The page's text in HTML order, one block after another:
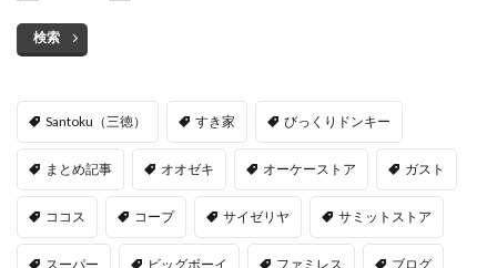
検索
Santoku（三徳） すき家 びっくりドンキー
まとめ記事 オオゼキ オーケーストア ガスト
ココス コープ サイゼリヤ サミットストア
スーパー ビッグボーイ ファミレス ブログ